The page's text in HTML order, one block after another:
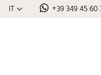
IT +39 349 45 60